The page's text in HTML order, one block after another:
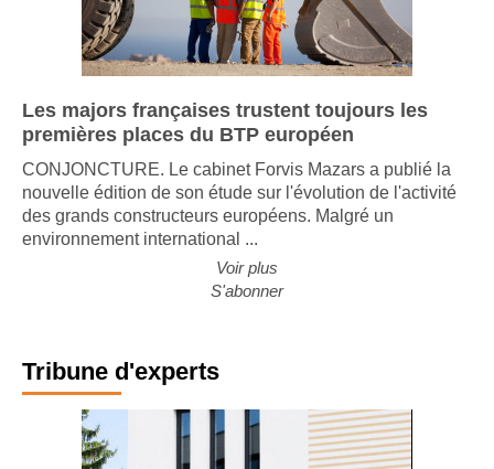
Les majors françaises trustent toujours les
premières places du BTP européen
CONJONCTURE. Le cabinet Forvis Mazars a publié la
nouvelle édition de son étude sur l'évolution de l'activité
des grands constructeurs européens. Malgré un
environnement international ...
Voir plus
S'abonner
Tribune d'experts